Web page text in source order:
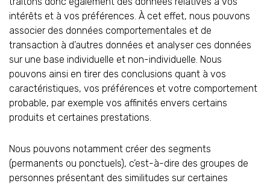
intérêts et à vos préférences. À cet effet, nous pouvons
associer des données comportementales et de
transaction à d’autres données et analyser ces données
sur une base individuelle et non-individuelle. Nous
pouvons ainsi en tirer des conclusions quant à vos
caractéristiques, vos préférences et votre comportement
probable, par exemple vos affinités envers certains
produits et certaines prestations.
Nous pouvons notamment créer des segments
(permanents ou ponctuels), c’est-à-dire des groupes de
personnes présentant des similitudes sur certaines